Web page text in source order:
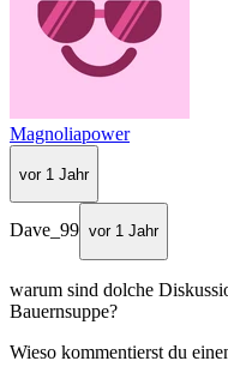
Magnoliapower
vor 1 Jahr
Dave_99 vor 1 Jahr
warum sind dolche
Bauernsuppe?
Wieso kommentierst du